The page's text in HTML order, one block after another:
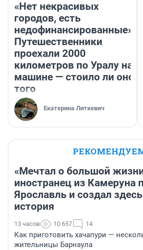
«Нет некрасивых
городов, есть
недофинансированные».
Путешественники
проехали 2000
километров по Уралу на
машине — стоило ли оно
того
Екатерина Литкевич
«Мечтал о большой
иностранец из Камеруна
Ярославль и создал
история
13 часов 10 657 14
Как приготовить хачапури —
жительницы Барнаула